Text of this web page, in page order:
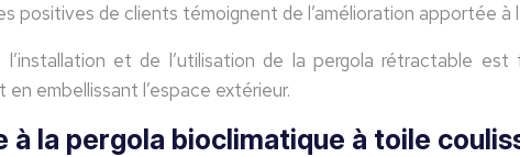
positives de clients témoignent de l’amélioration apportée
et de l’utilisation de la pergola rétractable est
embellissant l’espace extérieur.
la pergola bioclimatique à toile